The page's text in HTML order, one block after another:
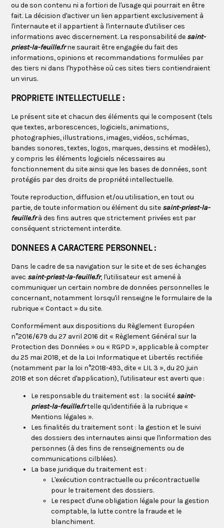
ou de son contenu ni a fortiori de l'usage qui pourrait en être
fait. La décision d'activer un lien appartient exclusivement à
l'internaute et il appartient à l'internaute d'utiliser ces
informations avec discernement. La responsabilité de saint-
priest-la-feuille.frne saurait être engagée du fait des
informations, opinions et recommandations formulées par
des tiers ni dans l'hypothèse où ces sites tiers contiendraient
un virus.
PROPRIETE INTELLECTUELLE :
Le présent site et chacun des éléments qui le composent (tels
que textes, arborescences, logiciels, animations,
photographies, illustrations, images, vidéos, schémas,
bandes sonores, textes, logos, marques, dessins et modèles),
y compris les éléments logiciels nécessaires au
fonctionnement du site ainsi que les bases de données, sont
protégés par des droits de propriété intellectuelle.
Toute reproduction, diffusion et/ou utilisation, en tout ou
partie, de toute information ou élément du site saint-priest-la-
feuille.frà des fins autres que strictement privées est par
conséquent strictement interdite.
DONNEES A CARACTERE PERSONNEL :
Dans le cadre de sa navigation sur le site et de ses échanges
avec saint-priest-la-feuille.fr, l'utilisateur est amené à
communiquer un certain nombre de données personnelles le
concernant, notamment lorsqu'il renseigne le formulaire de la
rubrique « Contact » du site.
Conformément aux dispositions du Règlement Européen
n°2016/679 du 27 avril 2016 dit « Règlement Général sur la
Protection des Données » ou « RGPD », applicable à compter
du 25 mai 2018, et de la Loi Informatique et Libertés rectifiée
(notamment par la loi n°2018-493, dite « LIL 3 », du 20 juin
2018 et son décret d'application), l'utilisateur est averti que :
Le responsable du traitement est : la société saint-
priest-la-feuille.frtelle qu'identifiée à la rubrique «
Mentions légales ».
Les finalités du traitement sont : la gestion et le suivi
des dossiers des internautes ainsi que l'information des
personnes (à des fins de renseignements ou de
communications cilblées).
La base juridique du traitement est :
L'exécution contractuelle ou précontractuelle
pour le traitement des dossiers.
Le respect d'une obligation légale pour la gestion
comptable, la lutte contre la fraude et le
blanchiment.